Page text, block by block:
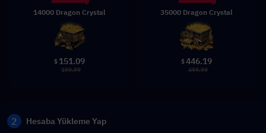
14000 Dragon Crystal
$ 151.09
199.99
35000 Dragon Crystal
$446.19
499.99
2 Hesaba Yükleme Yap